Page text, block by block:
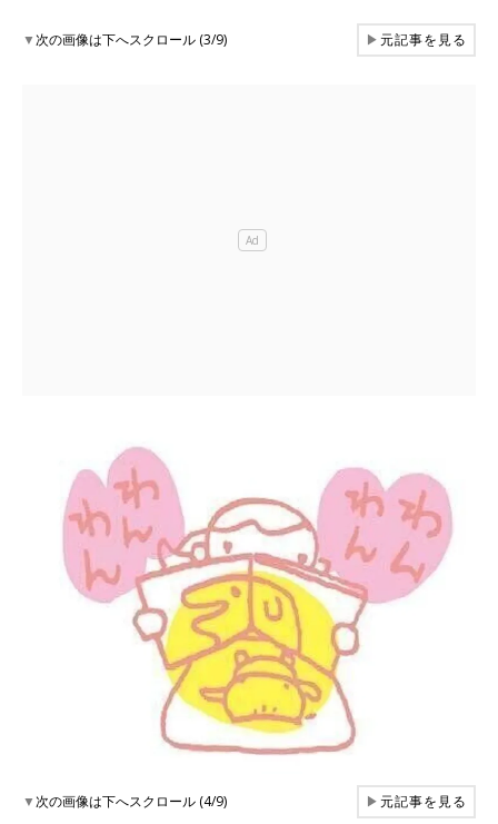
▼次の画像は下へスクロール (3/9) ▶元記事を見る
▼次の画像は下へスクロール (4/9) ▶元記事を見る